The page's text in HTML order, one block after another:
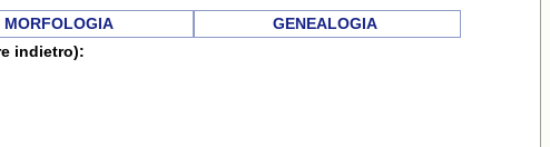
MORFOLOGIA
GENEALOGIA
indietro):